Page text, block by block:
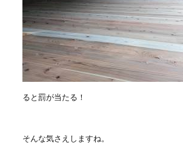
ると罰が当たる！
そんな気さえしますね。